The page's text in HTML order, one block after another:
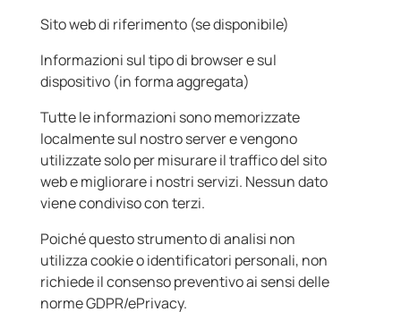
Sito web di riferimento (se disponibile)
Informazioni sul tipo di browser e sul
dispositivo (in forma aggregata)
Tutte le informazioni sono memorizzate
localmente sul nostro server e vengono
utilizzate solo per misurare il traffico del sito
web e migliorare i nostri servizi. Nessun dato
viene condiviso con terzi.
Poiché questo strumento di analisi non
utilizza cookie o identificatori personali, non
richiede il consenso preventivo ai sensi delle
norme GDPR/ePrivacy.